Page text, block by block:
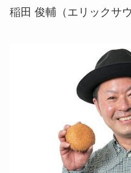
稲田 俊輔（エリックサ